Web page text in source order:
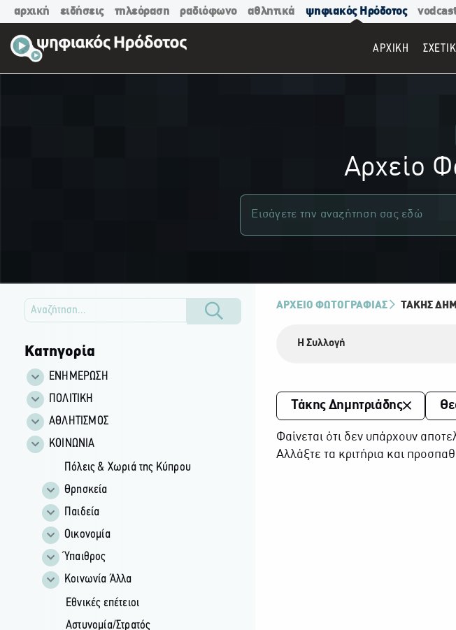
αρχική ειδήσεις τηλεόραση ραδιόφωνο αθλητικά ψηφιακός Ηρόδοτος
ΑΡΧΙΚΉ
Αρχείο
Κατηγορία
ΕΝΗΜΕΡΩΣΗ
ΠΟΛΙΤΙΚΗ
ΑΘΛΗΤΙΣΜΟΣ
ΚΟΙΝΩΝΙΑ
Πόλεις & Χωριά της Κύπρου
Θρησκεία
Παιδεία
Οικονομία
Ύπαιθρος
Κοινωνία Άλλα
Εθνικές επέτειοι
Αστυνομία/Στρατός
ΑΡΧΕΙΟ ΦΩΤΟΓΡΑΦΙΑΣ ΤΆΚΗΣ
Η Συλλογή
Τάκης Δημητριάδης
Φαίνεται ότι δεν υπάρχουν
Αλλάξτε τα κριτήρια και